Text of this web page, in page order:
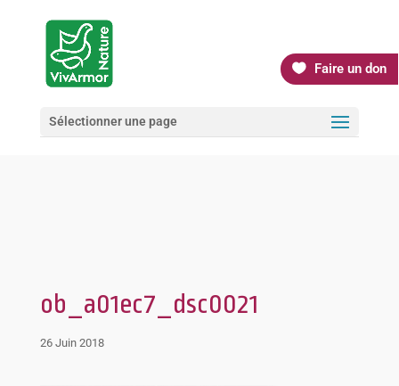
Faire un don
Sélectionner une page
ob_a01ec7_dsc0021
26 Juin 2018